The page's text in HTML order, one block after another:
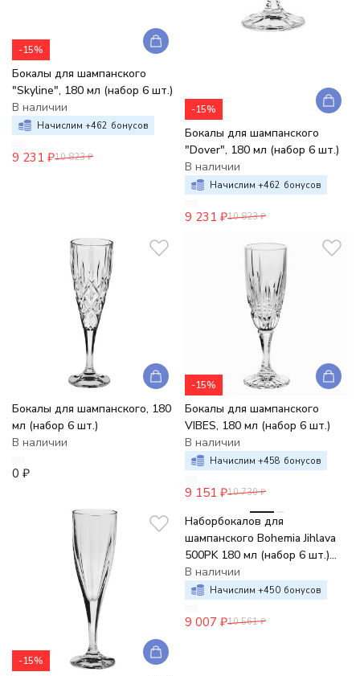
-15%
Бокалы для шампанского
"Skyline", 180 мл (набор 6 шт.)
В наличии
Начислим +462 бонусов
9 231 ₽10 823 ₽
-15%
Бокалы для шампанского
"Dover", 180 мл (набор 6 шт.)
В наличии
Начислим +462 бонусов
9 231 ₽10 823 ₽
Бокалы для шампанского, 180
мл (набор 6 шт.)
В наличии
0 ₽
-15%
Бокалы для шампанского
VIBES, 180 мл (набор 6 шт.)
В наличии
Начислим +458 бонусов
9 151 ₽10 730 ₽
-15%
-15%
Наборбокалов для
шампанского Bohemia Jihlava
500PK 180 мл (набор 6 шт.)
хрусталь
В наличии
Начислим +450 бонусов
9 007 ₽10 561 ₽